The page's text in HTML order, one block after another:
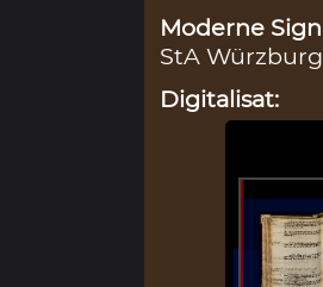
Moderne
StA
Digitalisat: